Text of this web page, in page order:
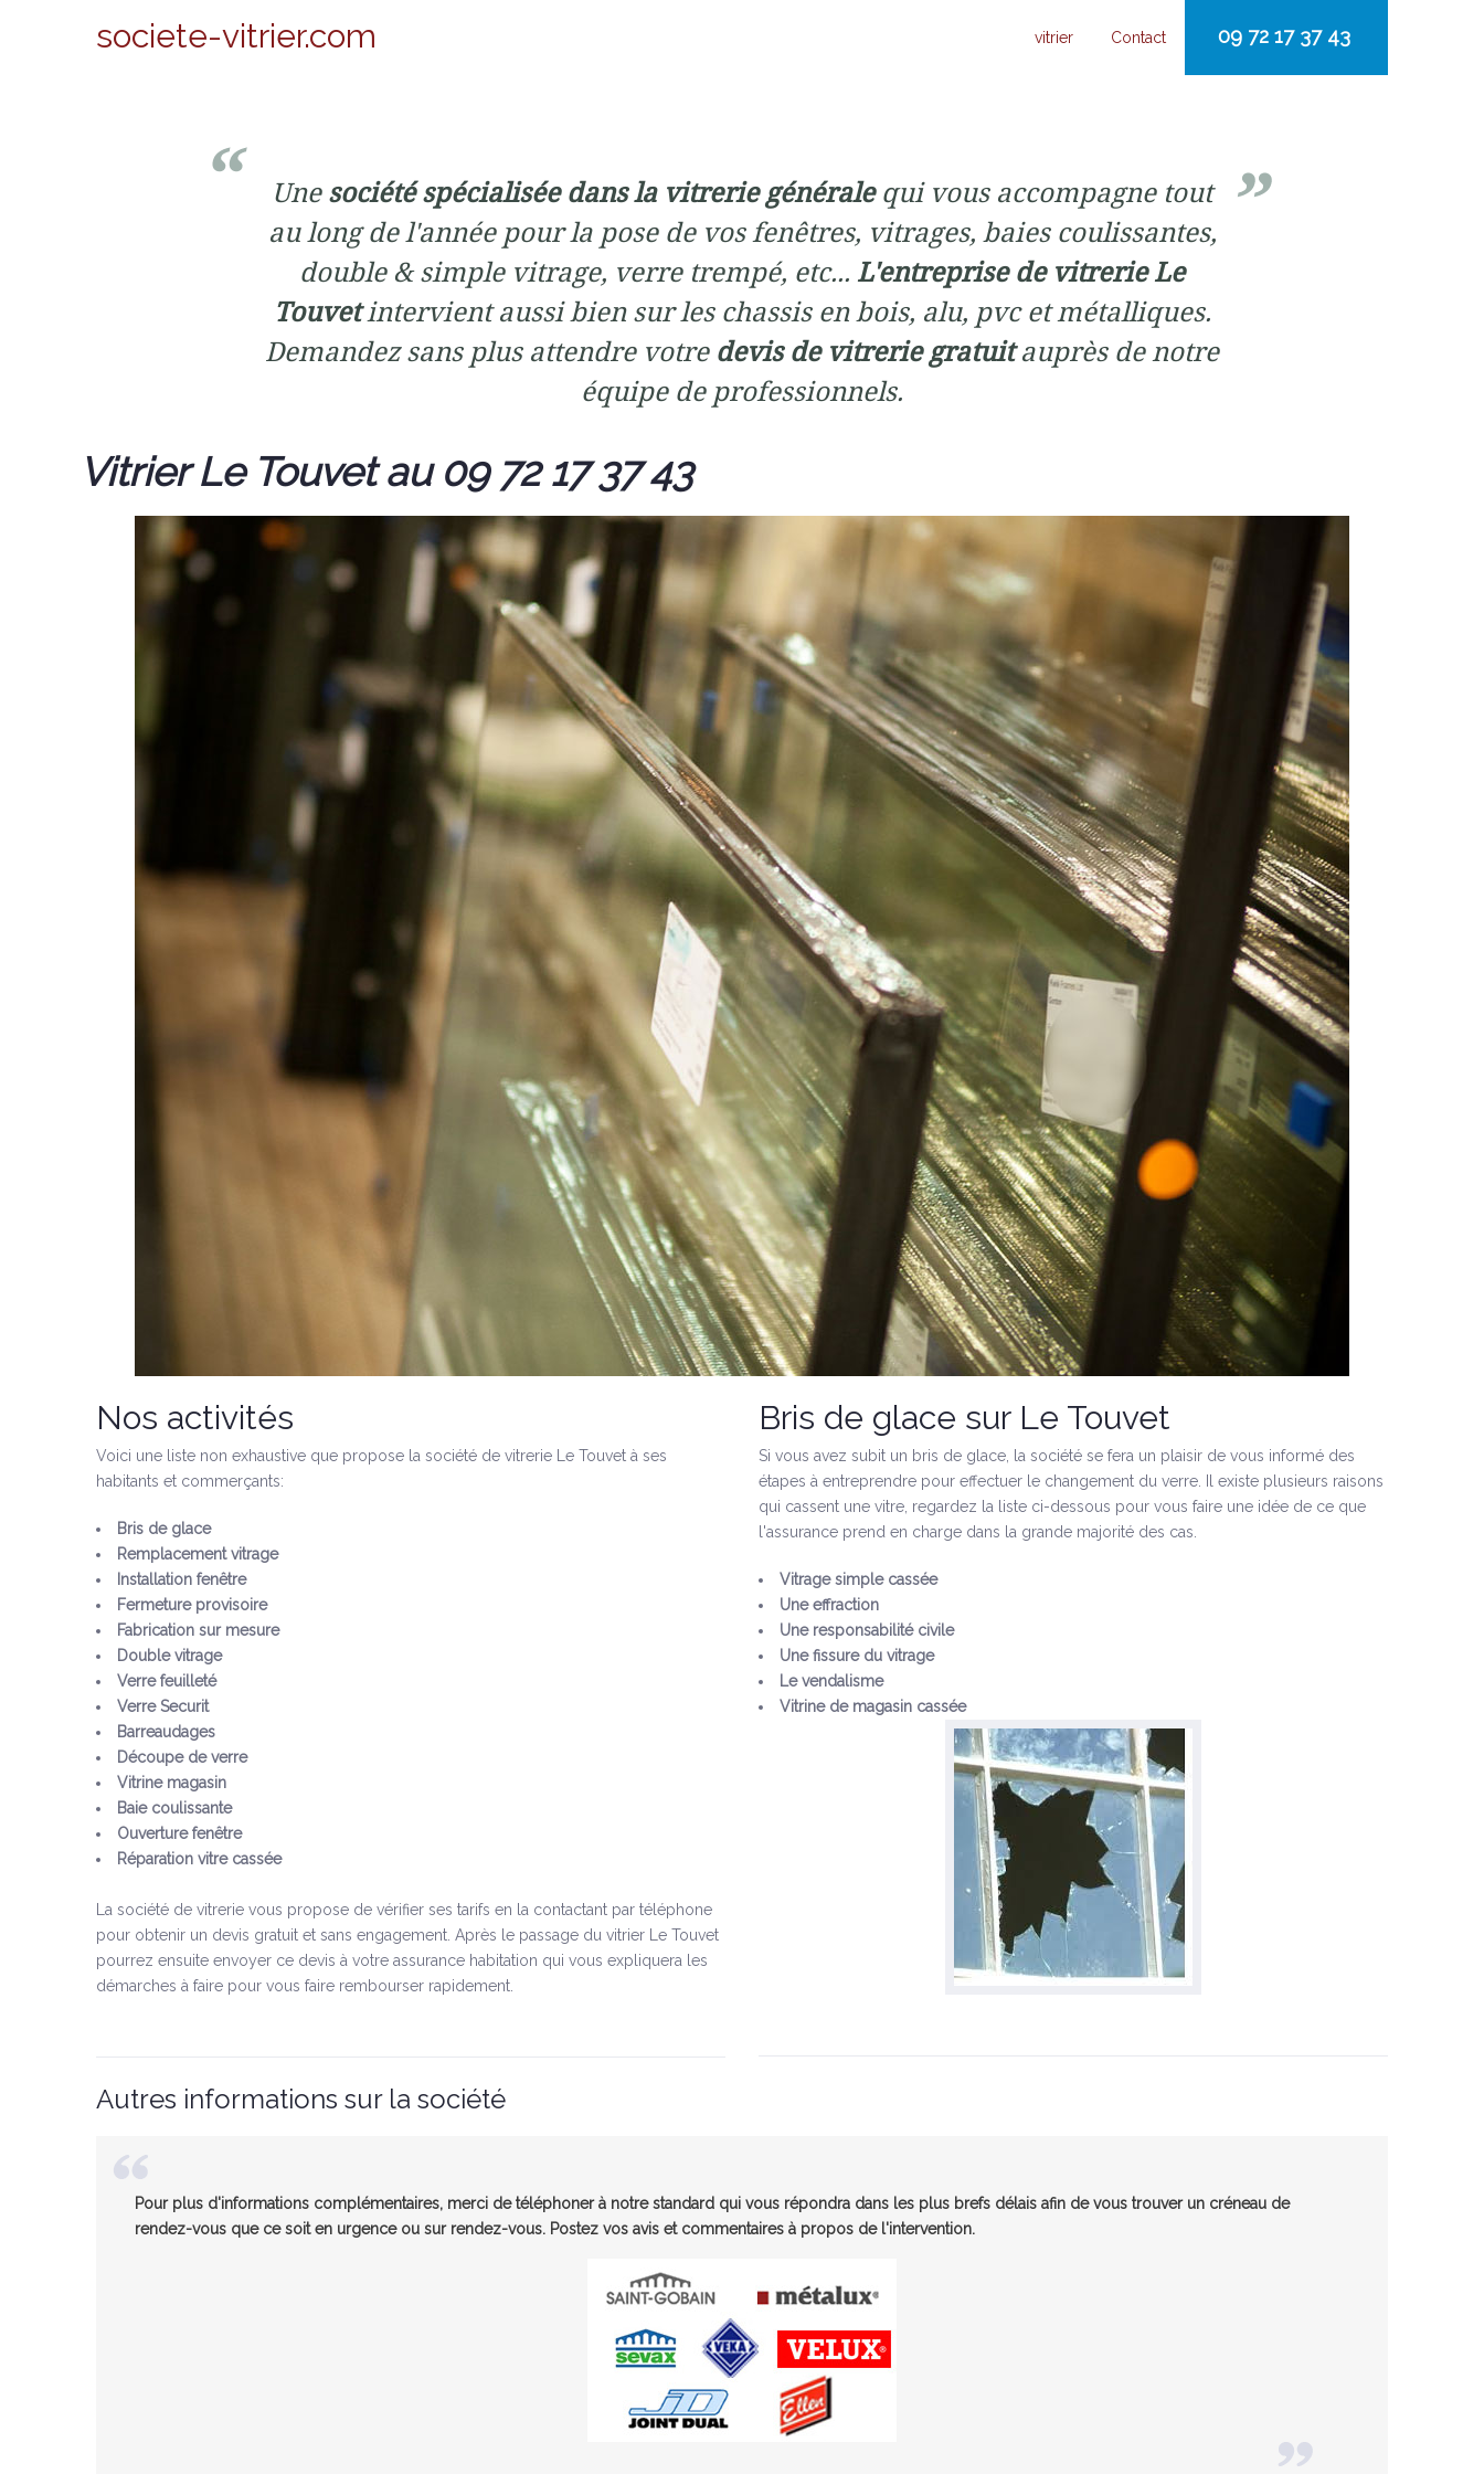
09 72 17 37 43
vitrier Contact
societe-vitrier.com
Unesociété spécialisée dans la vitrerie généralequi vous accompagne tout
au long de l'année pour la pose de vos fenêtres, vitrages, baies coulissantes,
double & simple vitrage, verre trempé, etc... L'entreprise de vitrerie Le
Touvetintervient aussi bien sur les chassis en bois, alu, pvc et métalliques.
Demandez sans plus attendre votre devis de vitrerie gratuitauprès de notre
équipe de professionnels.
Vitrier Le Touvet au 09 72 17 37 43
Nos activités
Voici une liste non exhaustive que propose la société de vitrerie Le Touvet à ses
habitants et commerçants:
Bris de glace
Remplacement vitrage
Installation fenêtre
Fermeture provisoire
Fabrication sur mesure
Double vitrage
Verre feuilleté
Verre Securit
Barreaudages
Découpe de verre
Vitrine magasin
Baie coulissante
Ouverture fenêtre
Réparation vitre cassée
La société de vitrerie vous propose de vérifier ses tarifs en la contactant par téléphone
pour obtenir un devis gratuit et sans engagement. Après le passage du vitrier Le Touvet
pourrez ensuite envoyer ce devis à votre assurance habitation qui vous expliquera les
démarches à faire pour vous faire rembourser rapidement.
Bris de glace sur Le Touvet
Si vous avez subit un bris de glace, la société se fera un plaisir de vous informé des
étapes à entreprendre pour effectuer le changement du verre. Il existe plusieurs raisons
qui cassent une vitre, regardez la liste ci-dessous pour vous faire une idée de ce que
l'assurance prend en charge dans la grande majorité des cas.
Vitrage simple cassée
Une effraction
Une responsabilité civile
Une fissure du vitrage
Le vendalisme
Vitrine de magasin cassée
Autres informations sur la société
Pour plus d'informations complémentaires, merci de téléphoner à notre standard qui vous répondra dans les plus brefs délais afin de vous trouver un créneau de
rendez-vous que ce soit en urgence ou sur rendez-vous. Postez vos avis et commentaires à propos de l'intervention.